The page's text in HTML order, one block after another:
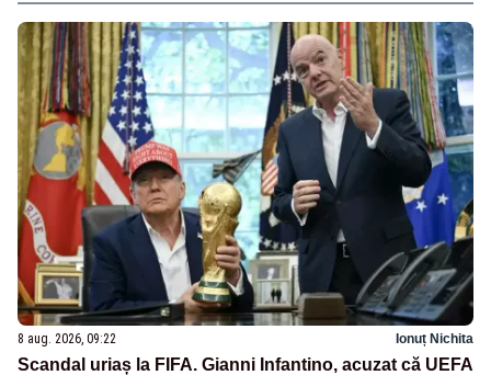
8 aug. 2026, 09:22 Ionuț Nichita
Scandal uriaș la FIFA. Gianni Infantino, acuzat că UEFA